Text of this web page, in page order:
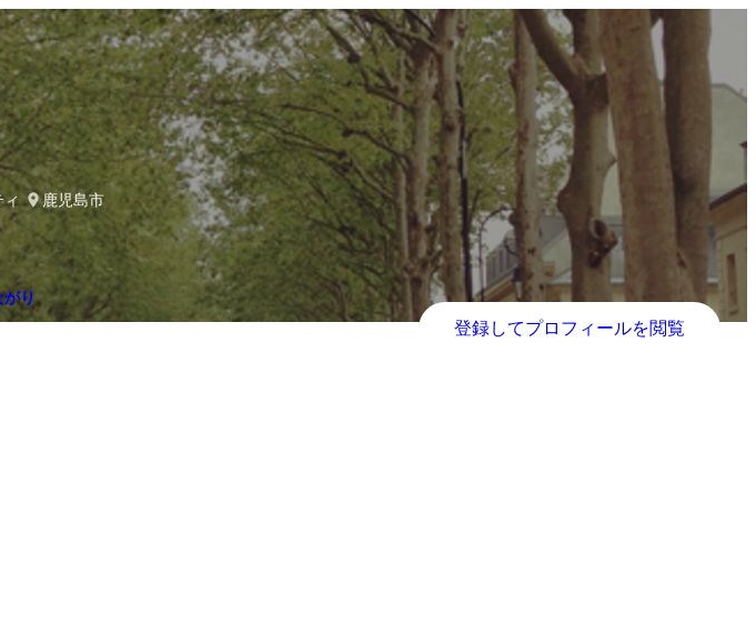
鹿児島市
がり
登録してプロフィールを閲覧